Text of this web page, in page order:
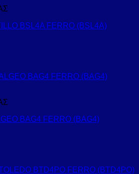
BSL4A FERRO (BSL4A)
BAG4 FERRO (BAG4)